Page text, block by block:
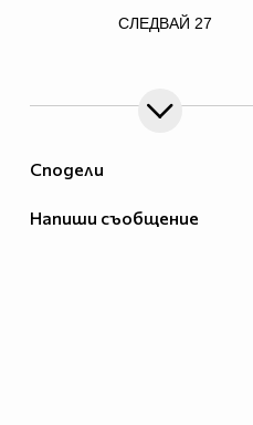
Сподели
Напиши съобщение
визитка!">Популяризирайте
СЛЕДВАЙ 27